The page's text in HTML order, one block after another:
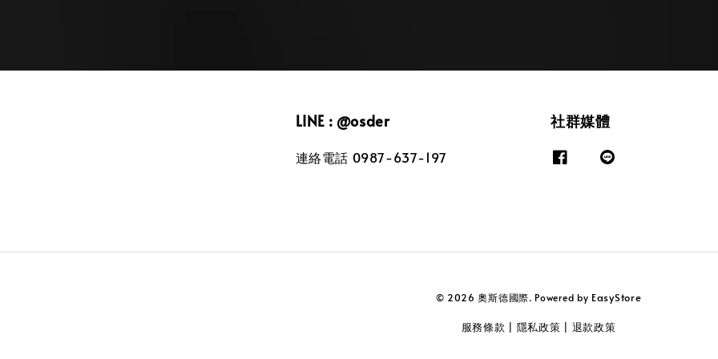
LINE : @osder
連絡電話 0987-637-197
社群媒體
© 2026 奧斯德國際. Powered by EasyStore
服務條款 隱私政策 退款政策